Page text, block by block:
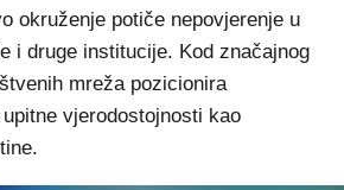
okruženje potiče nepovjerenje u
i druge institucije. Kod značajnog
mreža pozicionira
vjerodostojnosti kao